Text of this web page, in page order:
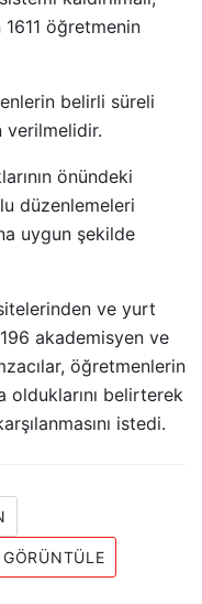
öğretmenin
belirli süreli
verilmelidir.
önündeki
düzenlemeleri
uygun şekilde
ve yurt
akademisyen ve
öğretmenlerin
olduklarını belirterek
istedi.